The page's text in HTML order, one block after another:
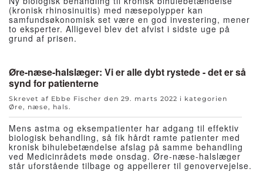
(kronisk rhinosinuitis) med næsepolypper kan
samfundsøkonomisk set være en god investering, mener
to eksperter. Alligevel blev det afvist i sidste uge på
grund af prisen.
Øre-næse-halslæger: Vi er alle dybt rystede - det er så
synd for patienterne
Skrevet af Ebbe Fischer den 29. marts 2022 i kategorien
Øre, næse, hals.
Mens astma og eksempatienter har adgang til effektiv
biologisk behandling, så fik hårdt ramte patienter med
kronisk bihulebetændelse afslag på samme behandling
ved Medicinrådets møde onsdag. Øre-næse-halslæger
står uforstående tilbage og appellerer til genovervejelse.